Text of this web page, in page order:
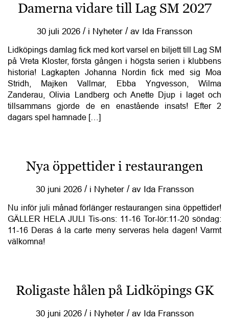
Damerna vidare till Lag SM 2027
30 juli 2026 / i Nyheter / av Ida Fransson
Lidköpings damlag fick med kort varsel en biljett till Lag SM
på Vreta Kloster, första gången i högsta serien i klubbens
historia! Lagkapten Johanna Nordin fick med sig Moa
Stridh, Majken Vallmar, Ebba Yngvesson, Wilma
Zanderau, Olivia Landberg och Anette Djup i laget och
tillsammans gjorde de en enastående insats! Efter 2
dagars spel hamnade […]
Nya öppettider i restaurangen
30 juni 2026 / i Nyheter / av Ida Fransson
Nu inför juli månad förlänger restaurangen sina öppettider!
GÄLLER HELA JULI Tis-ons: 11-16 Tor-lör:11-20 söndag:
11-16 Deras á la carte meny serveras hela dagen! Varmt
välkomna!
Roligaste hålen på Lidköpings GK
30 juni 2026 / i Nyheter / av Ida Fransson